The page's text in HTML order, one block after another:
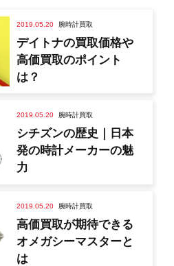
2019.05.20 腕時計買取
デイトナの買取価格や
高価買取のポイント
は？
2019.05.20 腕時計買取
シチズンの歴史｜日本
発の時計メーカーの魅
力
2019.05.20 腕時計買取
高価買取が期待できる
オメガシーマスターと
は